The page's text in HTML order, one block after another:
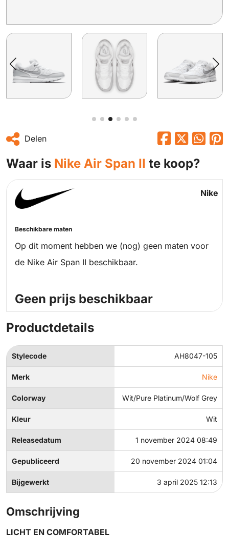
Delen
Waar is Nike Air Span II te koop?
Nike
Beschikbare maten
Op dit moment hebben we (nog) geen maten voor
de Nike Air Span II beschikbaar.
Geen prijs beschikbaar
Productdetails
Stylecode AH8047-105
Merk Nike
Colorway Wit/Pure Platinum/Wolf Grey
Kleur Wit
Releasedatum 1 november 2024 08:49
Gepubliceerd 20 november 2024 01:04
Bijgewerkt 3 april 2025 12:13
Omschrijving
LICHT EN COMFORTABEL